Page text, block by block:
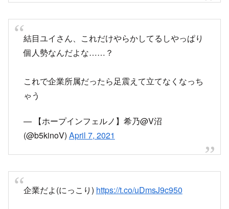
— 【ホープインフェルノ】希乃@V沼
(@b5kinoV)April 7, 2021
企業だよ(にっこり)https://t.co/uDmsJ9c950
(@musubimeyui) April 7, 2021